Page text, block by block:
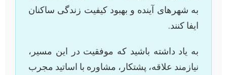
به شهرهای آینده و بهبود کیفیت زندگی ساکنان
ایفا کنند.
به یاد داشته باشید که موفقیت در این مسیر،
نیازمند علاقه، پشتکار، مشاوره با اساتید مجرب